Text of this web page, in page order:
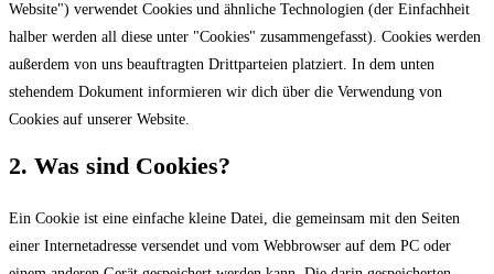
Website") verwendet Cookies und ähnliche Technologien (der Einfachheit
halber werden all diese unter "Cookies" zusammengefasst). Cookies werden
außerdem von uns beauftragten Drittparteien platziert. In dem unten
stehendem Dokument informieren wir dich über die Verwendung von
Cookies auf unserer Website.
2. Was sind Cookies?
Ein Cookie ist eine einfache kleine Datei, die gemeinsam mit den Seiten
einer Internetadresse versendet und vom Webbrowser auf dem PC oder